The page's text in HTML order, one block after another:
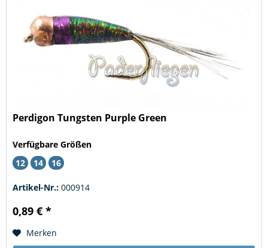
Perdigon Tungsten Purple Green
Verfügbare Größen
12
14 16
Artikel-Nr.: 000914
0,89 € *
Merken